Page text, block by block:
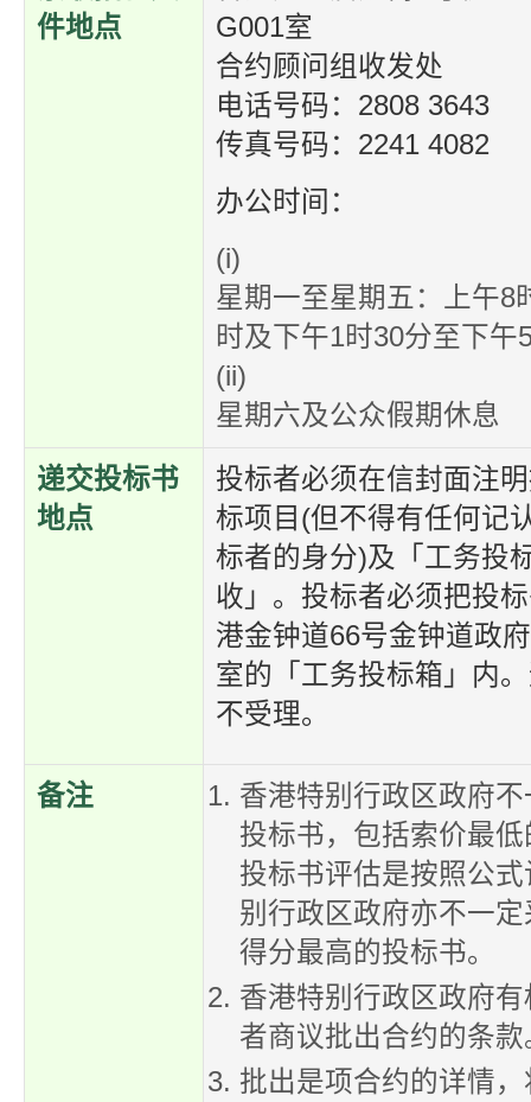
件地点
G001室
合约顾问组收发处
电话号码：2808 3643
传真号码：2241 4082
办公时间：
(i)
星期一至星期五：上午8
时及下午1时30分至下午
(ii)
星期六及公众假期休息
递交投标书
地点
投标者必须在信封面注
标项目(但不得有任何记
标者的身分)及「工务投
收」。投标者必须把投
港金钟道66号金钟道政
室的「工务投标箱」内
不受理。
备注
香港特别行政区政府
投标书，包括索价最
投标书评估是按照公
别行政区政府亦不一
得分最高的投标书。
香港特别行政区政府
者商议批出合约的条款
批出是项合约的详情